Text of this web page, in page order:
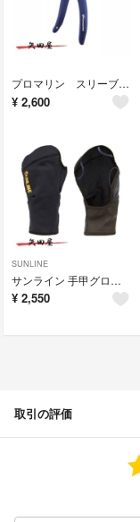
プロマリン スリーブロックプレッサー PHP607 結束器具 (0369)
¥ 2,600
SUNLINE
サンライン 手甲グローブ SUG-604 ブラック Mサイズ (7581)
¥ 2,550
取引の評価